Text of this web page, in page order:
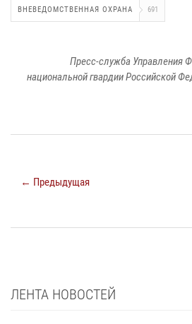
ВНЕВЕДОМСТВЕННАЯ ОХРАНА 691
Пресс-служба Управления
национальной гвардии Российской
← Предыдущая
ЛЕНТА НОВОСТЕЙ